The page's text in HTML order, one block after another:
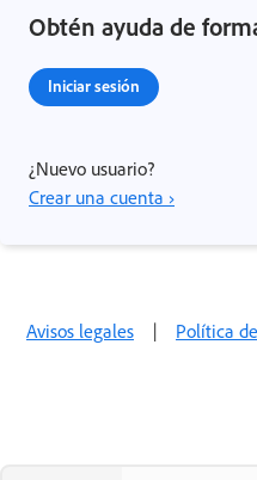
Obtén ayuda de
Iniciar sesión
¿Nuevo usuario?
Crear una cuenta ›
Avisos legales | Política